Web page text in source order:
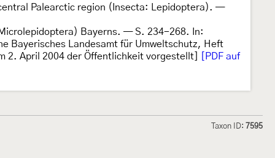
Palearctic region (Insecta: Lepidoptera). —
Bayerns. — S. 234-268. In:
Bayerisches Landesamt für Umweltschutz, Heft
2. April 2004 der Öffentlichkeit vorgestellt]
[PDF auf
Taxon ID: 7595